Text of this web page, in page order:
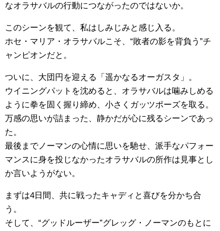
なオラサバルの行動につながったのではないか。
このシーンを観て、私はしみじみと感じ入る。
ホセ・マリア・オラサバルこそ、“敗者の影を背負う”チ
ャンピオンだと。
ついに、大団円を迎える「遥かなるオーガスタ」。
ウイニングパットを沈めると、オラサバルは噛みしめる
ように拳を固く握り締め、小さくガッツポーズを取る。
万感の思いが詰まった、静かだが心に残るシーンであっ
た。
最後までノーマンの心情に思いを馳せ、派手なパフォー
マンスに身を投じなかったオラサバルの所作は見事とし
か言いようがない。
まずは4日間、共に戦ったキャディと喜びを分かち合
う。
そして、“グッドルーザー”グレッグ・ノーマンのもとに